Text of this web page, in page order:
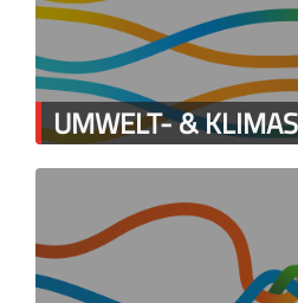
UMWELT- &